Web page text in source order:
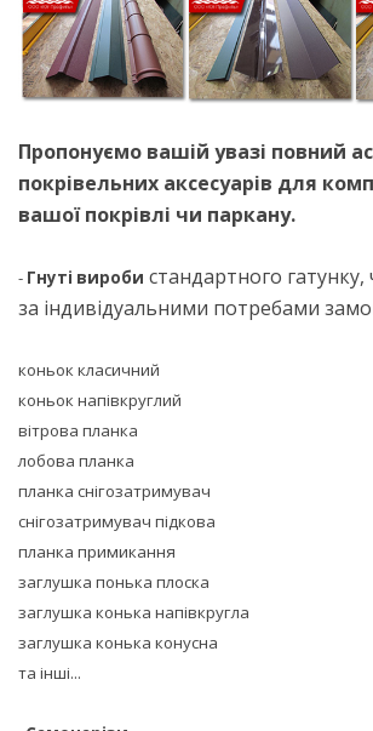
Пропонуємо вашій увазі повний
покрівельних аксесуарів для
вашої покрівлі чи паркану.
- Гнуті вироби стандартного гатунку,
за індивідуальними потребами
коньок класичний
коньок напівкруглий
вітрова планка
лобова планка
планка снігозатримувач
снігозатримувач підкова
планка примикання
заглушка понька плоска
заглушка конька напівкругла
заглушка конька конусна
та інші...